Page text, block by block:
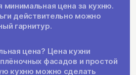
минимальная цена за кухню.
действительно можно
гарнитур.
цена? Цена кухни
фасадов и простой
кухню можно сделать